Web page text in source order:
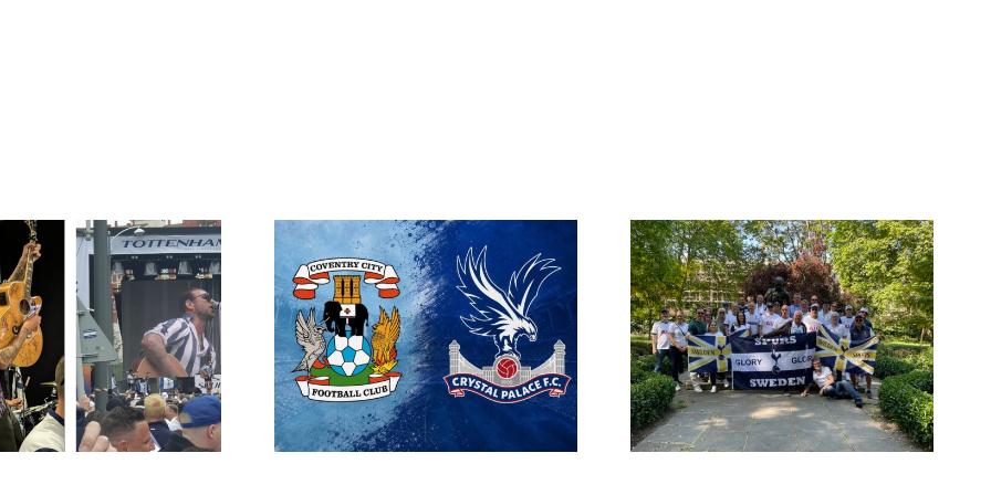
Biljettansökan för
Coventry & Palace
öppnar måndag
Sweden Spurs
medlemsresa hösten
2026
Biljettansökan till
Ipswich, Fulham och
Arsenal är öppen